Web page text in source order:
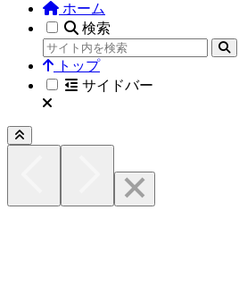
ホーム
検索
トップ
サイドバー